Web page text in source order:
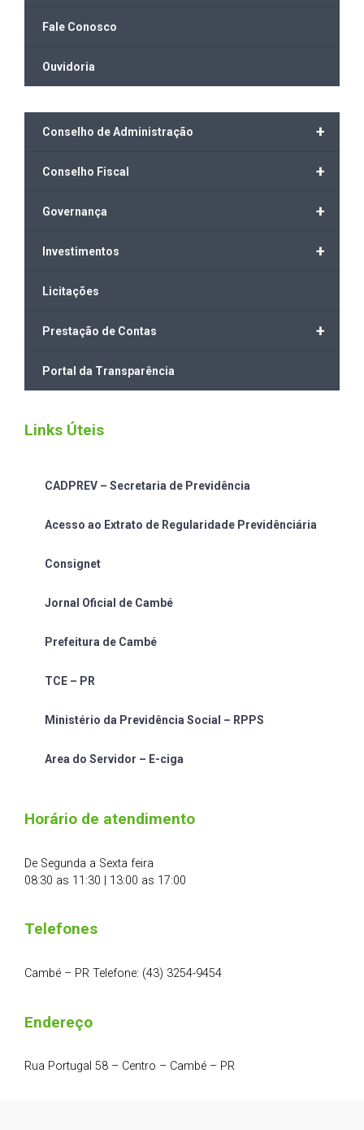
Fale Conosco
Ouvidoria
+
Conselho de Administração
+
Conselho Fiscal
+
Governança
+
Investimentos
Licitações
+
Prestação de Contas
Portal da Transparência
Links Úteis
CADPREV – Secretaria de Previdência
Acesso ao Extrato de Regularidade Previdênciária
Consignet
Jornal Oficial de Cambé
Prefeitura de Cambé
TCE – PR
Ministério da Previdência Social – RPPS
Area do Servidor – E-ciga
Horário de atendimento
De Segunda a Sexta feira
08:30 as 11:30 | 13:00 as 17:00
Telefones
Cambé – PR Telefone: (43) 3254-9454
Endereço
Rua Portugal 58 – Centro – Cambé – PR